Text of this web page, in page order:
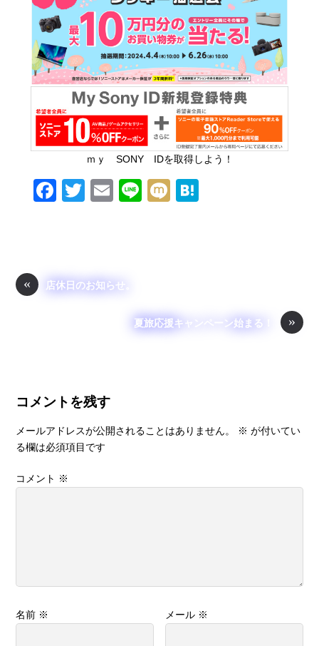
ｍｙ SONY IDを取得しよう！
F
b
T
E
Li
M
« 店休日のお知らせ。
»
夏旅応援キャンペーン始まる！
コメントを残す
メールアドレスが公開されることはありません。 ※ が付いてい
る欄は必須項目です
コメント ※
名前 ※ メール ※